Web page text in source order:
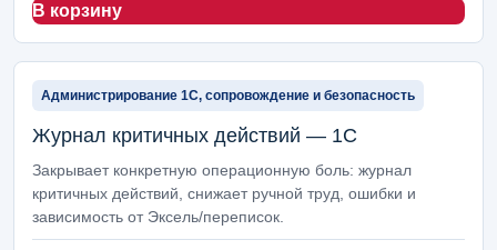
В корзину
Администрирование 1С, сопровождение и безопасность
Журнал критичных действий — 1С
Закрывает конкретную операционную боль: журнал
критичных действий, снижает ручной труд, ошибки и
зависимость от Эксель/переписок.